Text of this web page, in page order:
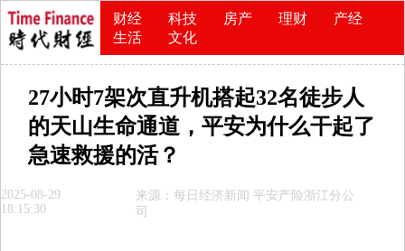
财经 科技 房产 理财
产经
生活
文化
27小时7架次直升机搭起32名徒步人
的天山生命通道，平安为什么干起了
急速救援的活？
2025-08-29
18:15:30
来源：每日经济新闻 平安产险浙江分公
司